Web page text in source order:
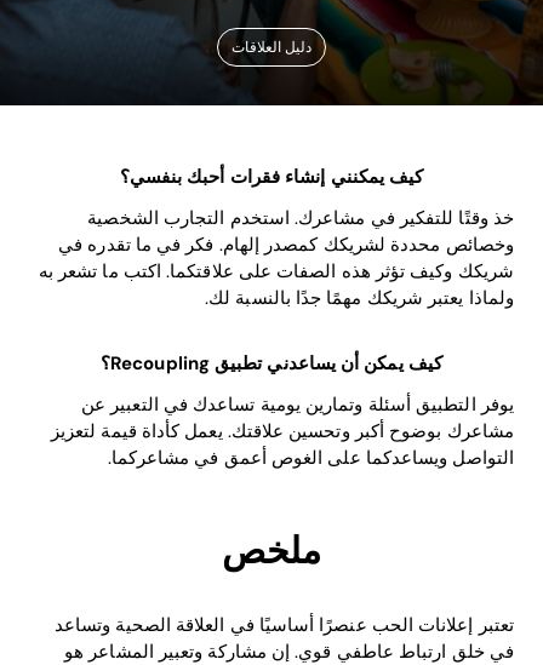
دليل العلاقات
كيف يمكنني إنشاء فقرات أحبك بنفسي؟
خذ وقتًا للتفكير في مشاعرك. استخدم التجارب الشخصية
وخصائص محددة لشريكك كمصدر إلهام. فكر في ما تقدره في
شريكك وكيف تؤثر هذه الصفات على علاقتكما. اكتب ما تشعر به
ولماذا يعتبر شريكك مهمًا جدًا بالنسبة لك.
كيف يمكن أن يساعدني تطبيق Recoupling؟
يوفر التطبيق أسئلة وتمارين يومية تساعدك في التعبير عن
مشاعرك بوضوح أكبر وتحسين علاقتك. يعمل كأداة قيمة لتعزيز
التواصل ويساعدكما على الغوص أعمق في مشاعركما.
ملخص
تعتبر إعلانات الحب عنصرًا أساسيًا في العلاقة الصحية وتساعد
في خلق ارتباط عاطفي قوي. إن مشاركة وتعبير المشاعر هو